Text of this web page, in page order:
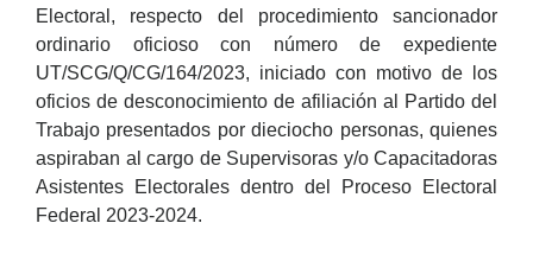
Electoral, respecto del procedimiento sancionador
ordinario oficioso con número de expediente
UT/SCG/Q/CG/164/2023, iniciado con motivo de los
oficios de desconocimiento de afiliación al Partido del
Trabajo presentados por dieciocho personas, quienes
aspiraban al cargo de Supervisoras y/o Capacitadoras
Asistentes Electorales dentro del Proceso Electoral
Federal 2023-2024.